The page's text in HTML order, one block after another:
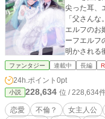
尖った耳、
「父さん
エルフのお
ーフエルフ
明かされる
系武闘派幼
きに敗れる
っ」校長「
たちに、果
か。「そう
ファンタジー 連載中 長編
24h.ポイント 0pt
小説 228,634 位 / 228,634
恋愛 不倫？ 女主人公